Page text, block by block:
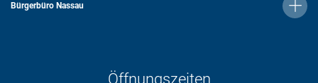
Bürgerbüro Nassau
Öffnungszeiten